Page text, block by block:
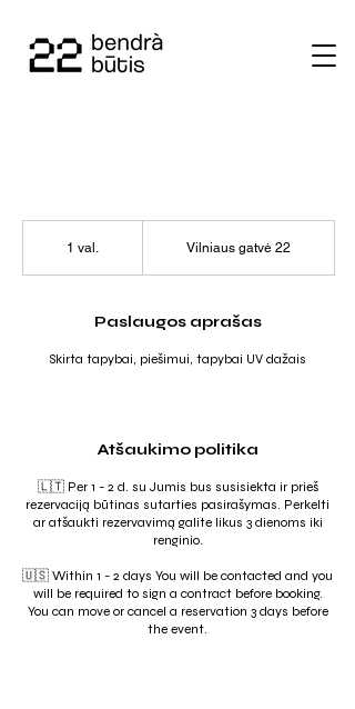
1 val. Vilniaus gatvė 22
Paslaugos aprašas
Skirta tapybai, piešimui, tapybai UV dažais
Atšaukimo politika
🇱🇹 Per 1 - 2 d. su Jumis bus susisiekta ir prieš
rezervaciją būtinas sutarties pasirašymas. Perkelti
ar atšaukti rezervavimą galite likus 3 dienoms iki
renginio.
🇺🇸 Within 1 - 2 days You will be contacted and you
will be required to sign a contract before booking.
You can move or cancel a reservation 3 days before
the event.